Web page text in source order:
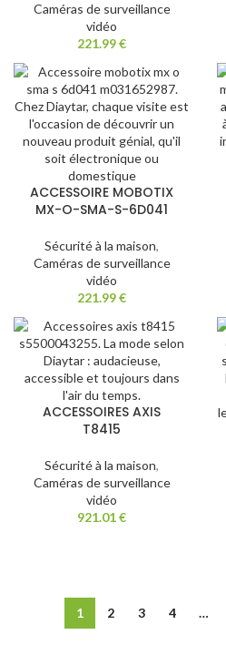
Caméras de surveillance
vidéo
221.99€
ACCESSOIRE MOBOTIX
MX-O-SMA-S-6D041
Sécurité à la maison,
Caméras de surveillance
vidéo
221.99€
ACCESSOIRES AXIS
T8415
Sécurité à la maison,
Caméras de surveillance
vidéo
921.01€
1 2 3 4 …